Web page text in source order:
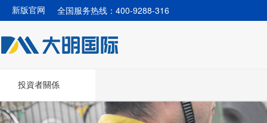
新版官网 全国服务热线：400-9288-316
投資者關係